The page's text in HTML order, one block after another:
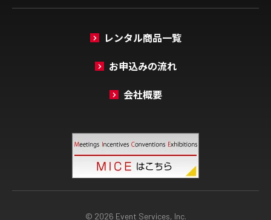
レンタル商品一覧
お申込みの流れ
会社概要
© 2026 Event Services, Inc.